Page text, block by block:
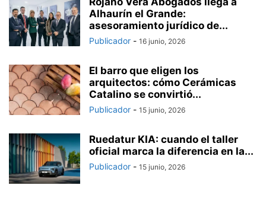
Alhaurín el Grande:
asesoramiento jurídico de...
Publicador - 16 junio, 2026
El barro que eligen los
arquitectos: cómo Cerámicas
Catalino se convirtió...
Publicador - 15 junio, 2026
Ruedatur KIA: cuando el taller
oficial marca la diferencia en la...
Publicador - 15 junio, 2026